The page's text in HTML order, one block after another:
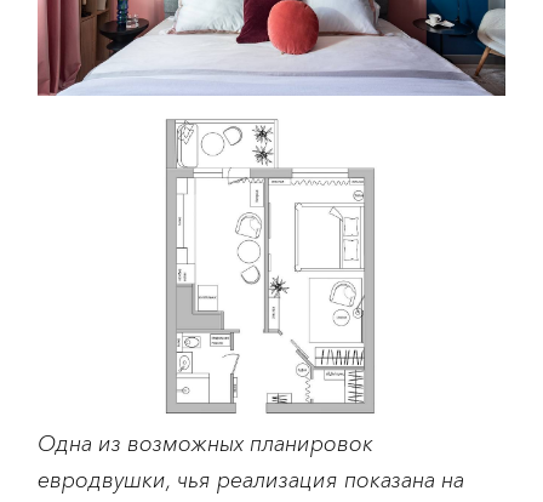
Одна из возможных планировок
евродвушки, чья реализация показана на